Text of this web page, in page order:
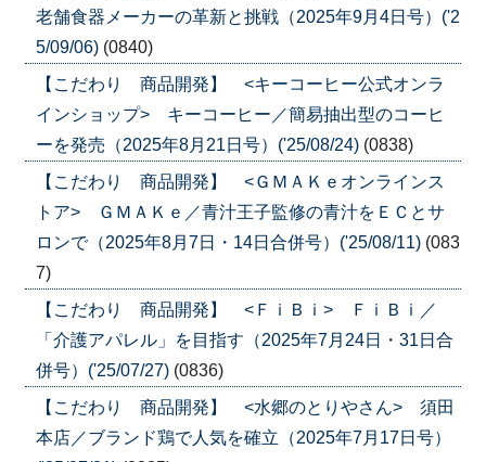
老舗食器メーカーの革新と挑戦（2025年9月4日号）('2
5/09/06) (0840)
【こだわり 商品開発】 <キーコーヒー公式オンラ
インショップ> キーコーヒー／簡易抽出型のコーヒ
ーを発売（2025年8月21日号）('25/08/24) (0838)
【こだわり 商品開発】 <ＧＭＡＫｅオンラインス
トア> ＧＭＡＫｅ／青汁王子監修の青汁をＥＣとサ
ロンで（2025年8月7日・14日合併号）('25/08/11) (083
7)
【こだわり 商品開発】 <ＦｉＢｉ> ＦｉＢｉ／
「介護アパレル」を目指す（2025年7月24日・31日合
併号）('25/07/27) (0836)
【こだわり 商品開発】 <水郷のとりやさん> 須田
本店／ブランド鶏で人気を確立（2025年7月17日号）